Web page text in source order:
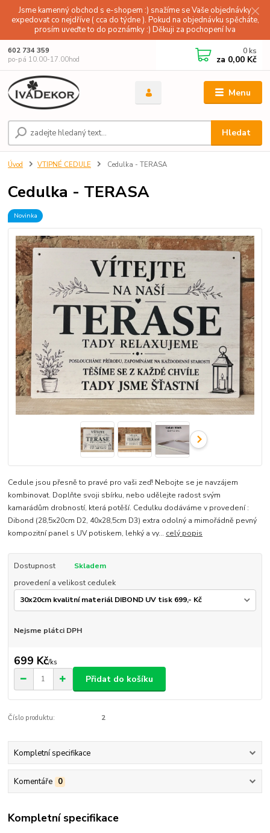
Jsme kamenný obchod s e-shopem :) snažíme se Vaše objednávky
expedovat co nejdříve ( cca do týdne ). Pokud na objednávku spěcháte,
prosím uveďte to do poznámky :) Děkuji za pochopení Iva
Menu
Hledat
602 734 359
po-pá 10.00-17.00hod
0 ks
za 0,00 Kč
Úvod VTIPNÉ CEDULE Cedulka - TERASA
Cedulka - TERASA
Novinka
Cedule jsou přesně to pravé pro vaši zeď! Nebojte se je navzájem
kombinovat. Doplňte svoji sbírku, nebo udělejte radost svým
kamarádům drobností, která potěší. Cedulku dodáváme v provedení :
Dibond (28,5x20cm D2, 40x28,5cm D3) extra odolný a mimořádně pevný
kompozitní panel s UV potiskem, lehký a vy... celý popis
Dostupnost
Skladem
provedení a velikost cedulek
Nejsme plátci DPH
699 Kč/ks
Přidat do košíku
Číslo produktu: 2
Kompletní specifikace
Komentáře 0
Kompletní specifikace